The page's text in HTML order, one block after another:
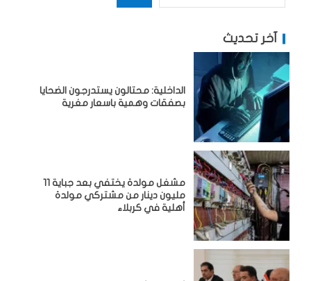
آخر تحديث
الداخلية: محتالون يستدرجون الضحايا
بصفقات وهمية باسعار مغرية
مشغل مولدة يختفي بعد جباية 11
مليون دينار من مشتركي مولدة
أهلية في كربلاء